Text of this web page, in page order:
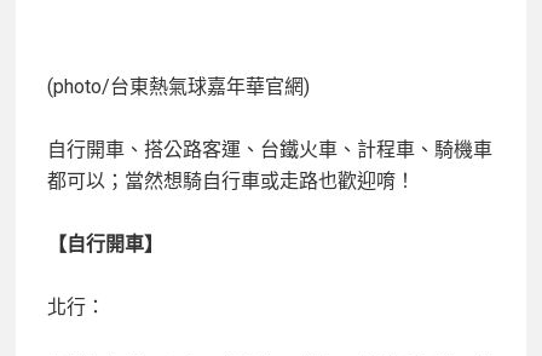
(photo/台東熱氣球嘉年華官網)
自行開車、搭公路客運、台鐵火車、計程車、騎機車
都可以；當然想騎自行車或走路也歡迎唷！
【自行開車】
北行：